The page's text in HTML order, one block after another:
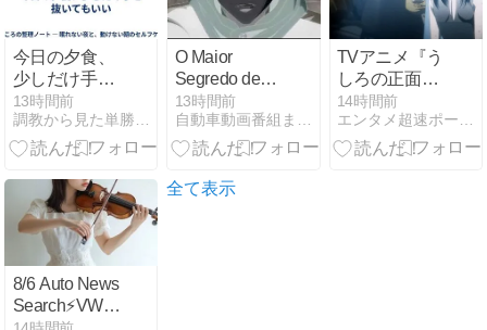
今日の夕食、
少しだけ手を
抜いてもいい
13時間前
調教から見た単勝複勝買い目の競馬予想
O Maior
Segredo de
Jujutsu Kaisen
Que Todo
Mundo
Minutos de
13時間前
自動車動画番組まとめ毎日更新
TVアニメ『う
しろの正面カ
ムイさん』第
6話、8月7日
(金)放送！あ
14時間前
エンタメ超速ポータルCarコム
8/6 Auto News
Search⚡️VW「ID.
全て表示